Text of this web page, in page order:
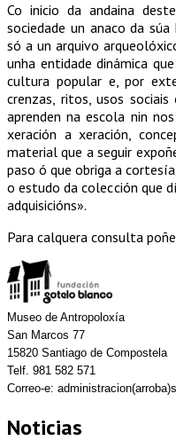
Co inicio da andaina
sociedade un anaco da
só a un arquivo
unha entidade dinámica
cultura popular e, por
crenzas, ritos, usos
aprenden na escola nin
xeración a xeración,
material que a seguir
paso ó que obriga a
o estudo da colección que
adquisicións».
Para calquera consulta
Museo de Antropoloxía
San Marcos 77
15820 Santiago de Compostela
Telf. 981 582 571
Correo-e:
Noticias